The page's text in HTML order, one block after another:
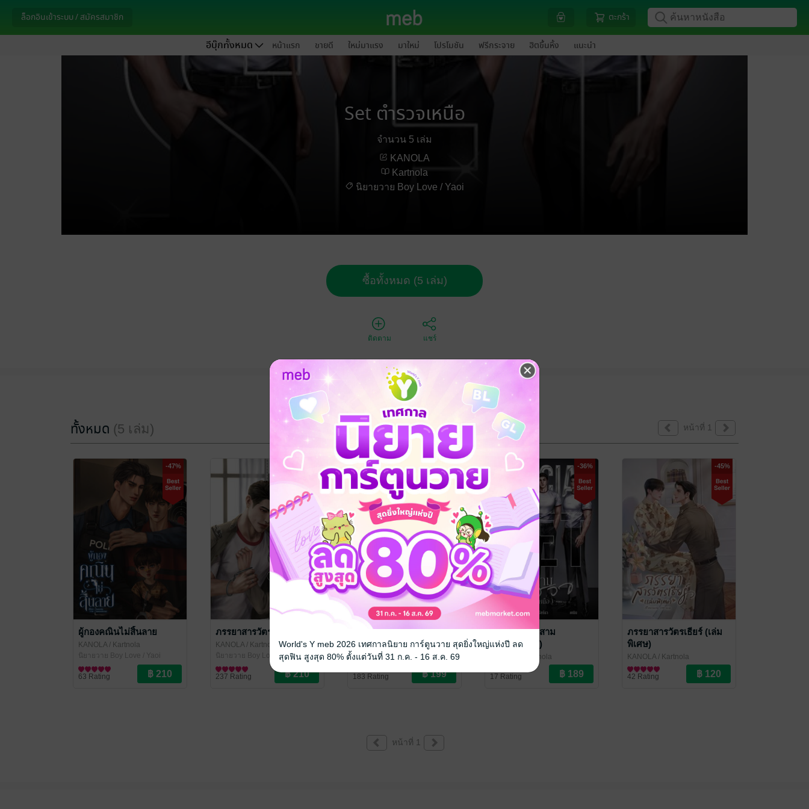
ล็อกอินเข้าระบบ / สมัครสมาชิก ตะกร้า
อีบุ๊กทั้งหมด หน้าแรก ขายดี ใหม่มาแรง มาใหม่ โปรโมชัน ฟรีกระจาย ฮิตขึ้นหิ้ง แนะนำ
Set ตำรวจเหนือ
จำนวน 5 เล่ม
KANOLA
Kartnola
นิยายวาย Boy Love / Yaoi
ซื้อทั้งหมด (5 เล่ม)
ติดตาม แชร์
ทั้งหมด (5 เล่ม) หน้าที่ 1
-47%
ผู้กองคณินไม่สิ้นลาย
KANOLA/ Kartnola
นิยายวาย Boy Love / Yaoi
63 Rating
-47%
ภรรยาสารวัตรเธียร์
KANOLA/ Kartnola
นิยายวาย Boy Love / Yaoi
237 Rating
คุณสารวัตรอย่าดุพลับ
KANOLA/ Kartnola
นิยายวาย Boy Love / Yaoi
183 Rating
-36%
Special Set สาม
ตำรวจ(เหนือ)
/ Kartnola
นิยายวาย Boy Love / Yaoi
17 Rating
-45%
ภรรยาสารวัตรเธียร์ (เล่ม
พิเศษ)
KANOLA/ Kartnola
นิยายวาย Boy Love / Yaoi
42 Rating
หน้าที่ 1
World's Y meb 2026 เทศกาลนิยาย การ์ตูนวาย สุดยิ่งใหญ่แห่งปี ลด
สุดฟิน สูงสุด 80% ตั้งแต่วันที่ 31 ก.ค. - 16 ส.ค. 69